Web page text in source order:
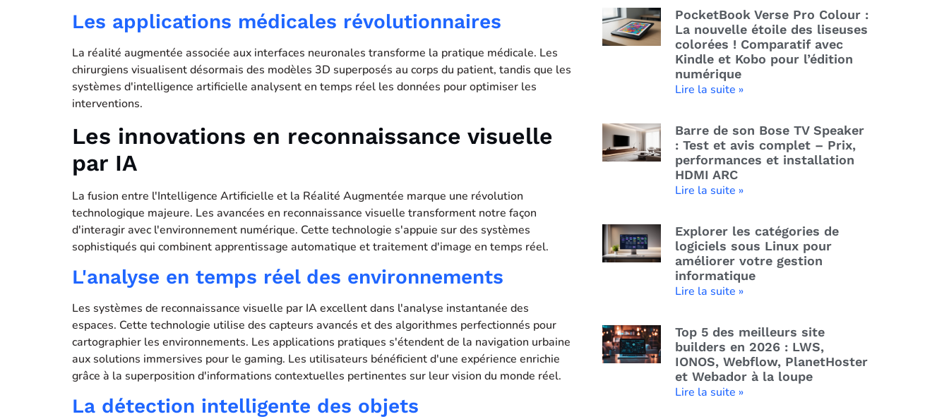
Les applications médicales révolutionnaires
La réalité augmentée associée aux interfaces neuronales transforme la pratique médicale. Les
chirurgiens visualisent désormais des modèles 3D superposés au corps du patient, tandis que les
systèmes d'intelligence artificielle analysent en temps réel les données pour optimiser les
interventions.
Les innovations en reconnaissance visuelle
par IA
La fusion entre l'Intelligence Artificielle et la Réalité Augmentée marque une révolution
technologique majeure. Les avancées en reconnaissance visuelle transforment notre façon
d'interagir avec l'environnement numérique. Cette technologie s'appuie sur des systèmes
sophistiqués qui combinent apprentissage automatique et traitement d'image en temps réel.
L'analyse en temps réel des environnements
Les systèmes de reconnaissance visuelle par IA excellent dans l'analyse instantanée des
espaces. Cette technologie utilise des capteurs avancés et des algorithmes perfectionnés pour
cartographier les environnements. Les applications pratiques s'étendent de la navigation urbaine
aux solutions immersives pour le gaming. Les utilisateurs bénéficient d'une expérience enrichie
grâce à la superposition d'informations contextuelles pertinentes sur leur vision du monde réel.
La détection intelligente des objets
PocketBook Verse Pro Colour :
La nouvelle étoile des liseuses
colorées ! Comparatif avec
Kindle et Kobo pour l’édition
numérique
Lire la suite »
Barre de son Bose TV Speaker
: Test et avis complet – Prix,
performances et installation
HDMI ARC
Lire la suite »
Explorer les catégories de
logiciels sous Linux pour
améliorer votre gestion
informatique
Lire la suite »
Top 5 des meilleurs site
builders en 2026 : LWS,
IONOS, Webflow, PlanetHoster
et Webador à la loupe
Lire la suite »